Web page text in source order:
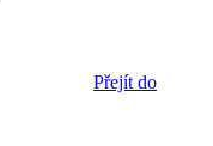
Přejít do